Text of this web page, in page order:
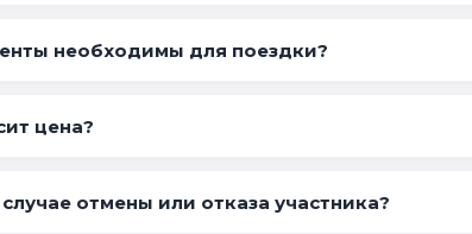
необходимы для поездки?
цена?
отмены или отказа участника?